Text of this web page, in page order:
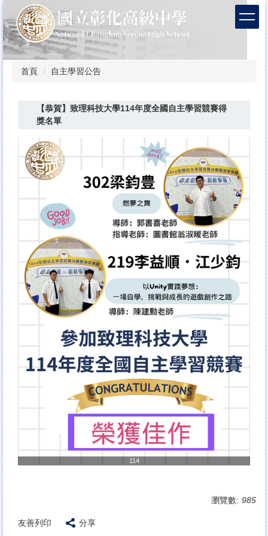
到
主
要
內
首頁 自主學習公告
【恭賀】致理科技大學114年度全國自主學習競賽得
獎名單
114
瀏覽數: 985
友善列印 分享